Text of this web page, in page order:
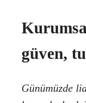
güven,
Günümüzde